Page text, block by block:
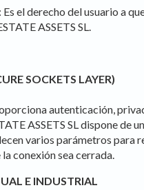
el derecho del usuario a
ASSETS SL.
SOCKETS LAYER)
autenticación,
ASSETS SL dispone
varios parámetros
conexión sea cerrada.
E INDUSTRIAL